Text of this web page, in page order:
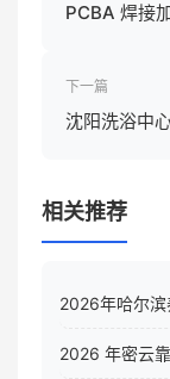
PCBA 焊接
下一篇
沈阳洗浴中
相关推荐
2026年哈尔
2026 年密云